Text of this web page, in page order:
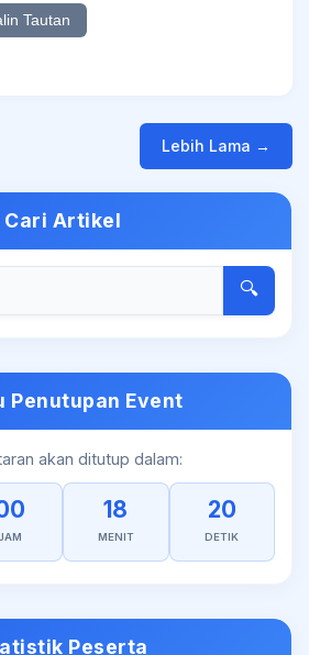
Tautan
Lebih Lama →
Cari Artikel
🔍
Penutupan Event
akan ditutup dalam:
JAM
18
MENIT
20
DETIK
Peserta